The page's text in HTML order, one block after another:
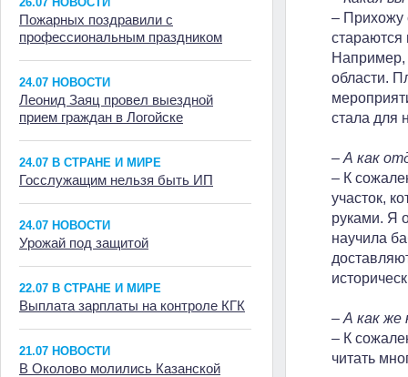
Пожарных поздравили с
профессиональным праздником
24.07 НОВОСТИ
Леонид Заяц провел выездной
прием граждан в Логойске
24.07 В СТРАНЕ И МИРЕ
Госслужащим нельзя быть ИП
24.07 НОВОСТИ
Урожай под защитой
22.07 В СТРАНЕ И МИРЕ
Выплата зарплаты на контроле КГК
21.07 НОВОСТИ
В Околово молились Казанской
– Прихожу
стараются
Например,
области.
стала для
– А как
– К
участок,
руками. Я
научила
– А как же
– К
читать